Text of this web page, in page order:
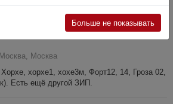
Москва, Москва
хорхе1, хохе3м, Форт12, 14, Гроза 02,
Есть ещё другой ЗИП.
Больше не показывать